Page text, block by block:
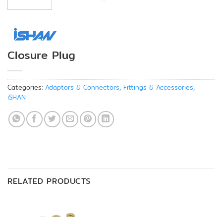
Closure Plug
Categories: Adaptors & Connectors, Fittings & Accessories,
iSHAN
RELATED PRODUCTS